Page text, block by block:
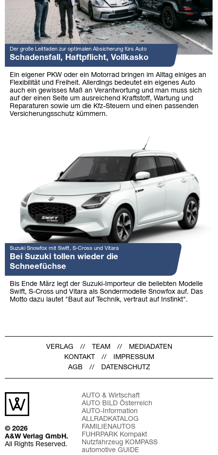
Der große Leitfaden zur optimalen Absicherung fürs Auto
Schadensfall, Haftpflicht, Vollkasko
Ein eigener PKW oder ein Motorrad bringen im Alltag einiges an
Flexibilität und Freiheit. Allerdings bedeutet ein eigenes Auto
auch ein gewisses Maß an Verantwortung und man muss sich
auf der einen Seite um ausreichend Kraftstoff, Wartung und
Reparaturen sowie um die Kfz-Steuern und einen passenden
Versicherungsschutz kümmern.
Suzuki Snowfox mit Swift, S-Cross und Vitara
Bei Suzuki tollen wieder die
Schneefüchse
Bis Ende März legt der Suzuki-Importeur die beliebten Modelle
Swift, S-Cross und Vitara als Sondermodelle Snowfox auf. Das
Motto dazu lautet "Baut auf Technik, vertraut auf Instinkt".
VERLAG TEAM
MEDIADATEN
KONTAKT
IMPRESSUM
AGB
DATENSCHUTZ
© 2026
A&W Verlag GmbH.
All Rights Reserved.
AUTO & Wirtschaft
AUTO BILD Österreich
AUTO-Information
ALLRADKATALOG
FAMILIENAUTOS
FUHRPARK Kompakt
Nutzfahrzeug KOMPASS
automotive GUIDE